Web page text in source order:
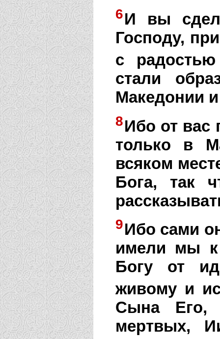
6И вы
Господу,
с
стали
Македонии
8Ибо от вас
только в
всяком
Бога, так
9Ибо сами
имели мы к
Богу от
живому и
Сына Его,
мертвых,